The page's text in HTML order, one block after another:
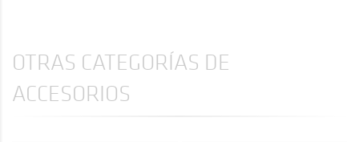
OTRAS CATEGORÍAS DE
ACCESORIOS